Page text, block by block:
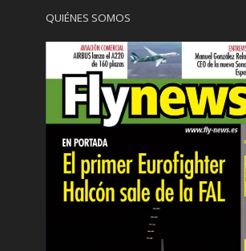
QUIÉNES SOMOS